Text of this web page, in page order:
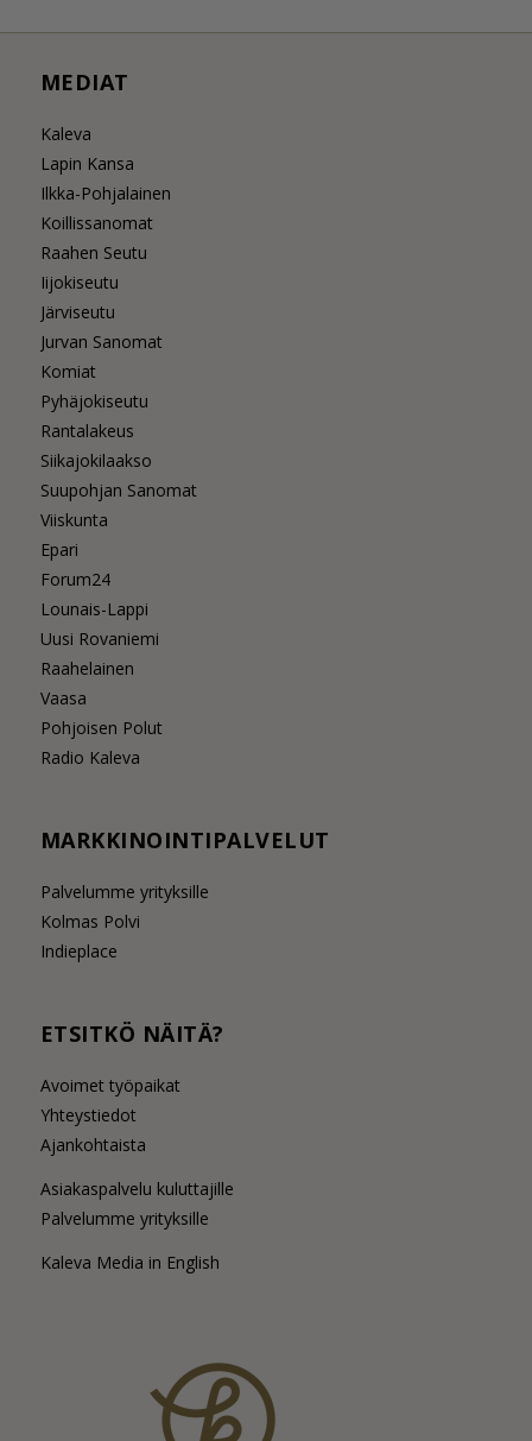
MEDIAT
Kaleva
Lapin Kansa
Ilkka-Pohjalainen
Koillissanomat
Raahen Seutu
Iijokiseutu
Järviseutu
Jurvan Sanomat
Komiat
Pyhäjokiseutu
Rantalakeus
Siikajokilaakso
Suupohjan Sanomat
Viiskunta
Epari
Forum24
Lounais-Lappi
Uusi Rovaniemi
Raahelainen
Vaasa
Pohjoisen Polut
Radio Kaleva
MARKKINOINTIPALVELUT
Palvelumme yrityksille
Kolmas Polvi
Indieplace
ETSITKÖ NÄITÄ?
Avoimet työpaikat
Yhteystiedot
Ajankohtaista
Asiakaspalvelu kuluttajille
Palvelumme yrityksille
Kaleva Media in English